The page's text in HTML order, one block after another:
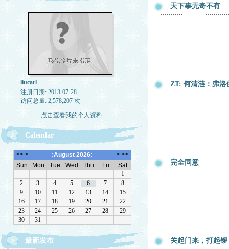
liucarl
注册日期: 2013-07-28
访问总量: 2,578,207 次
点击查看我的个人资料
Calendar
最新发布
天下事无奇不有
ZT: 何清涟：弗
完全同意
关起门来，打起